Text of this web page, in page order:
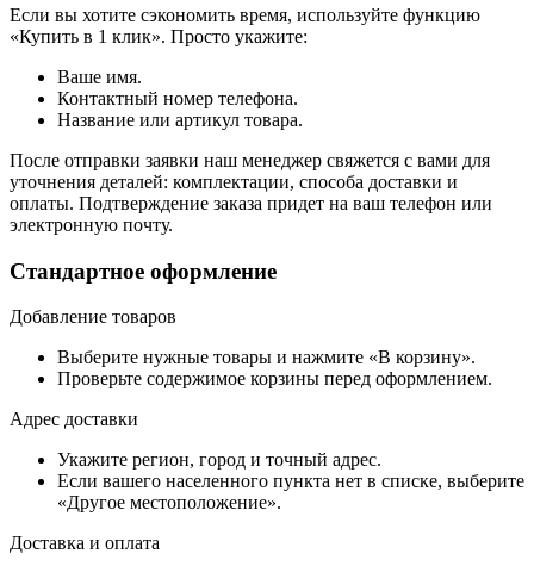
Если вы хотите сэкономить время, используйте функцию
«Купить в 1 клик». Просто укажите:
Ваше имя.
Контактный номер телефона.
Название или артикул товара.
После отправки заявки наш менеджер свяжется с вами для
уточнения деталей: комплектации, способа доставки и
оплаты. Подтверждение заказа придет на ваш телефон или
электронную почту.
Стандартное оформление
Добавление товаров
Выберите нужные товары и нажмите «В корзину».
Проверьте содержимое корзины перед оформлением.
Адрес доставки
Укажите регион, город и точный адрес.
Если вашего населенного пункта нет в списке, выберите
«Другое местоположение».
Доставка и оплата